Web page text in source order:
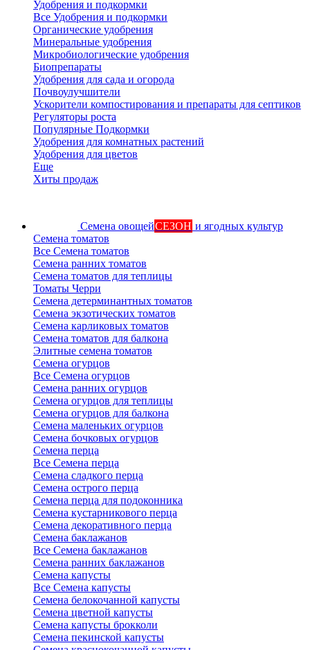
Удобрения и подкормки
Все Удобрения и подкормки
Органические удобрения
Минеральные удобрения
Микробиологические удобрения
Биопрепараты
Удобрения для сада и огорода
Почвоулучшители
Ускорители компостирования и препараты для септиков
Регуляторы роста
Популярные Подкормки
Удобрения для комнатных растений
Удобрения для цветов
Еще
Хиты продаж
Семена овощейСЕЗОН и ягодных культур
Семена томатов
Все Семена томатов
Семена ранних томатов
Семена томатов для теплицы
Томаты Черри
Семена детерминантных томатов
Семена экзотических томатов
Семена карликовых томатов
Семена томатов для балкона
Элитные семена томатов
Семена огурцов
Все Семена огурцов
Семена ранних огурцов
Семена огурцов для теплицы
Семена огурцов для балкона
Семена маленьких огурцов
Семена бочковых огурцов
Семена перца
Все Семена перца
Семена сладкого перца
Семена острого перца
Семена перца для подоконника
Семена кустарникового перца
Семена декоративного перца
Семена баклажанов
Все Семена баклажанов
Семена ранних баклажанов
Семена капусты
Все Семена капусты
Семена белокочанной капусты
Семена цветной капусты
Семена капусты брокколи
Семена пекинской капусты